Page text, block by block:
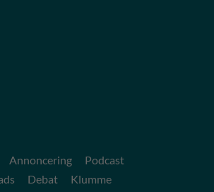
Annoncering
Podcast
Debat
Klumme